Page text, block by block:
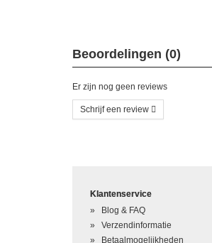
Beoordelingen (0)
Er zijn nog geen reviews
Schrijf een review
Hoe waardeert u dit product?
Waardering
Klantenservice
Blog & FAQ
Verzendinformatie
Betaalmogelijkheden